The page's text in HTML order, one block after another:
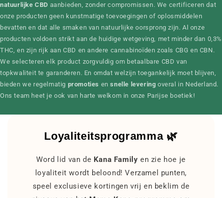
natuurlijke CBD aanbieden, zonder compromissen. We certificeren dat
onze producten geen kunstmatige toevoegingen of oplosmiddelen
bevatten en dat alle smaken van natuurlijke oorsprong zijn. Al onze
producten voldoen strikt aan de huidige wetgeving, met minder dan 0,3%
THC, en zijn rijk aan CBD en andere cannabinoïden zoals CBG en CBN.
We selecteren elk product zorgvuldig om betaalbare CBD van
topkwaliteit te garanderen. En omdat welzijn toegankelijk moet blijven,
bieden we regelmatig promoties ensnelle levering overal in Nederland.
Ons team heet je ook van harte welkom in onze Parijse boetiek!
Loyaliteitsprogramma 🌿
Word lid van de Kana Family en zie hoe je
loyaliteit wordt beloond! Verzamel punten,
speel exclusieve kortingen vrij en beklim de